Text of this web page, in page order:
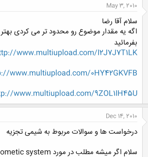
May 3, 2010
سلام آقا رضا
اگه یه مقدار موضوع رو محدود تر می کردی بهتر
بفرمائید
www.multiupload.com/I2J7J7T1LK
www.multiupload.com/0HY42GKVFB
www.multiupload.com/9ZOL1IH45U
Dec 14, 2010
درخواست ها و سوالات مربوط به شیمی تجزیه
سلام اگر میشه مطلب در مورد biomiometic system برام پیدا کنید.اگر مطلب به فارسی باشه بهتره .تشکر